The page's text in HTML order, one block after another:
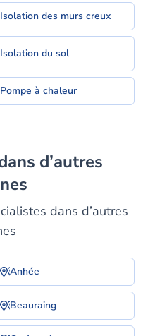
Isolation des murs creux
Isolation du sol
Pompe à chaleur
dans d’autres
Anhée
Beauraing